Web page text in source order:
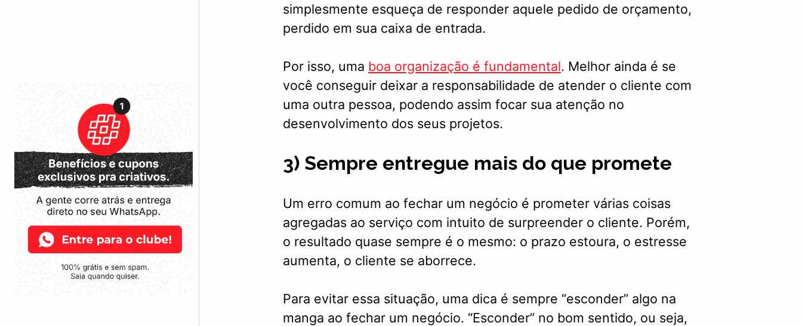
simplesmente esqueça de responder aquele pedido de orçamento,
perdido em sua caixa de entrada.
Por isso, uma boa organização é fundamental. Melhor ainda é se
você conseguir deixar a responsabilidade de atender o cliente com
uma outra pessoa, podendo assim focar sua atenção no
desenvolvimento dos seus projetos.
3) Sempre entregue mais do que promete
Um erro comum ao fechar um negócio é prometer várias coisas
agregadas ao serviço com intuito de surpreender o cliente. Porém,
o resultado quase sempre é o mesmo: o prazo estoura, o estresse
aumenta, o cliente se aborrece.
Para evitar essa situação, uma dica é sempre “esconder” algo na
manga ao fechar um negócio. “Esconder” no bom sentido, ou seja,